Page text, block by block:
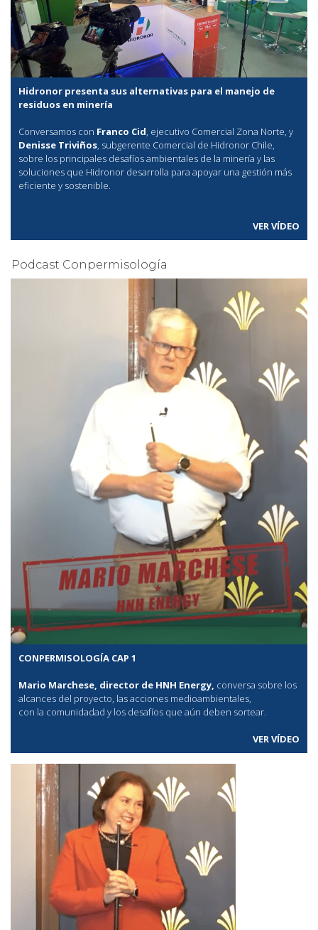
Hidronor presenta sus alternativas para el manejo de
residuos en minería
Conversamos con Franco Cid, ejecutivo Comercial Zona Norte, y
Denisse Triviños, subgerente Comercial de Hidronor Chile,
sobre los principales desafíos ambientales de la minería y las
soluciones que Hidronor desarrolla para apoyar una gestión más
eficiente y sostenible.
VER VÍDEO
Podcast Conpermisología
CONPERMISOLOGÍA CAP 1
Mario Marchese, director de HNH Energy, conversa sobre los
alcances del proyecto, las acciones medioambientales,
con la comunidadad y los desafíos que aún deben sortear.
VER VÍDEO